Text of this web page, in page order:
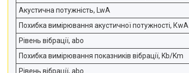
Акустична потужність, LwA
Похибка вимірювання акустичної потужності, КwA
Рівень вібрації, abo
Похибка вимірювання показників вібрації, Kb/Km
Рівень вібрації, abo